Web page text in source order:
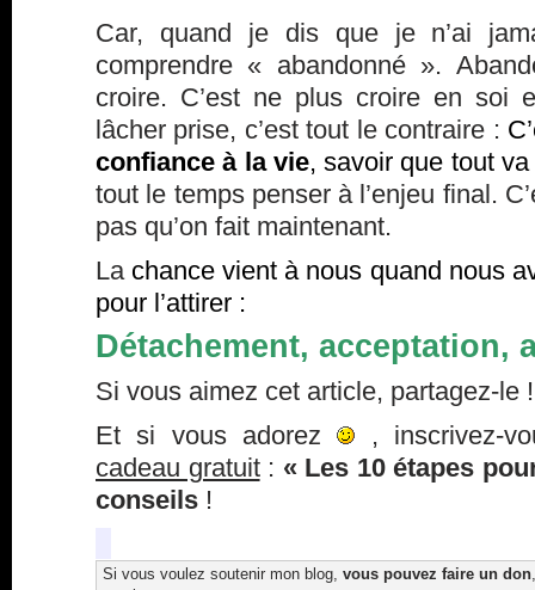
Car, quand je dis que je n’ai
comprendre « abandonné ».
croire. C’est ne plus croire en soi
lâcher prise, c’est tout le contraire :
confiance à la vie, savoir que tout va
tout le temps penser à l’enjeu final.
pas qu’on fait maintenant.
La chance vient à nous quand nous
pour l’attirer :
Détachement, acceptation,
Si vous aimez cet article, partagez-le !
Et si vous adorez
, inscrivez-
cadeau gratuit: « Les 10 étapes
conseils !
Si vous voulez soutenir mon blog, vous pouvez faire un don